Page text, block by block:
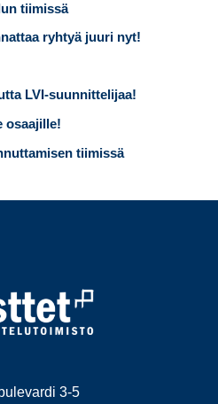
tiimissä
ryhtyä juuri nyt!
LVI-suunnittelijaa!
osaajille!
tiimissä
3-5